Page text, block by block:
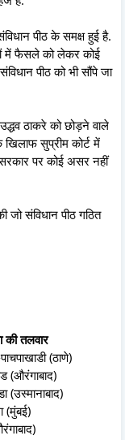
पीठ के समक्ष हुई है.
में फैसले को लेकर कोई
पीठ को भी सौंपे जा
ठाकरे को छोड़ने वाले
सुप्रीम कोर्ट में
पर कोई असर नहीं
जो संविधान पीठ गठित
की तलवार
(ठाणे)
(औरंगाबाद)
(उस्मानाबाद)
(मुंबई)